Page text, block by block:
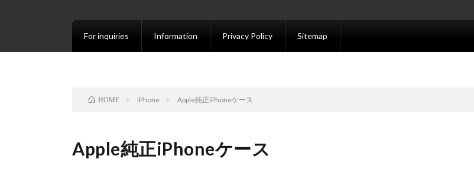
For inquiries Information Privacy Policy Sitemap
HOME iPhone Apple純正iPhoneケース
Apple純正iPhoneケース